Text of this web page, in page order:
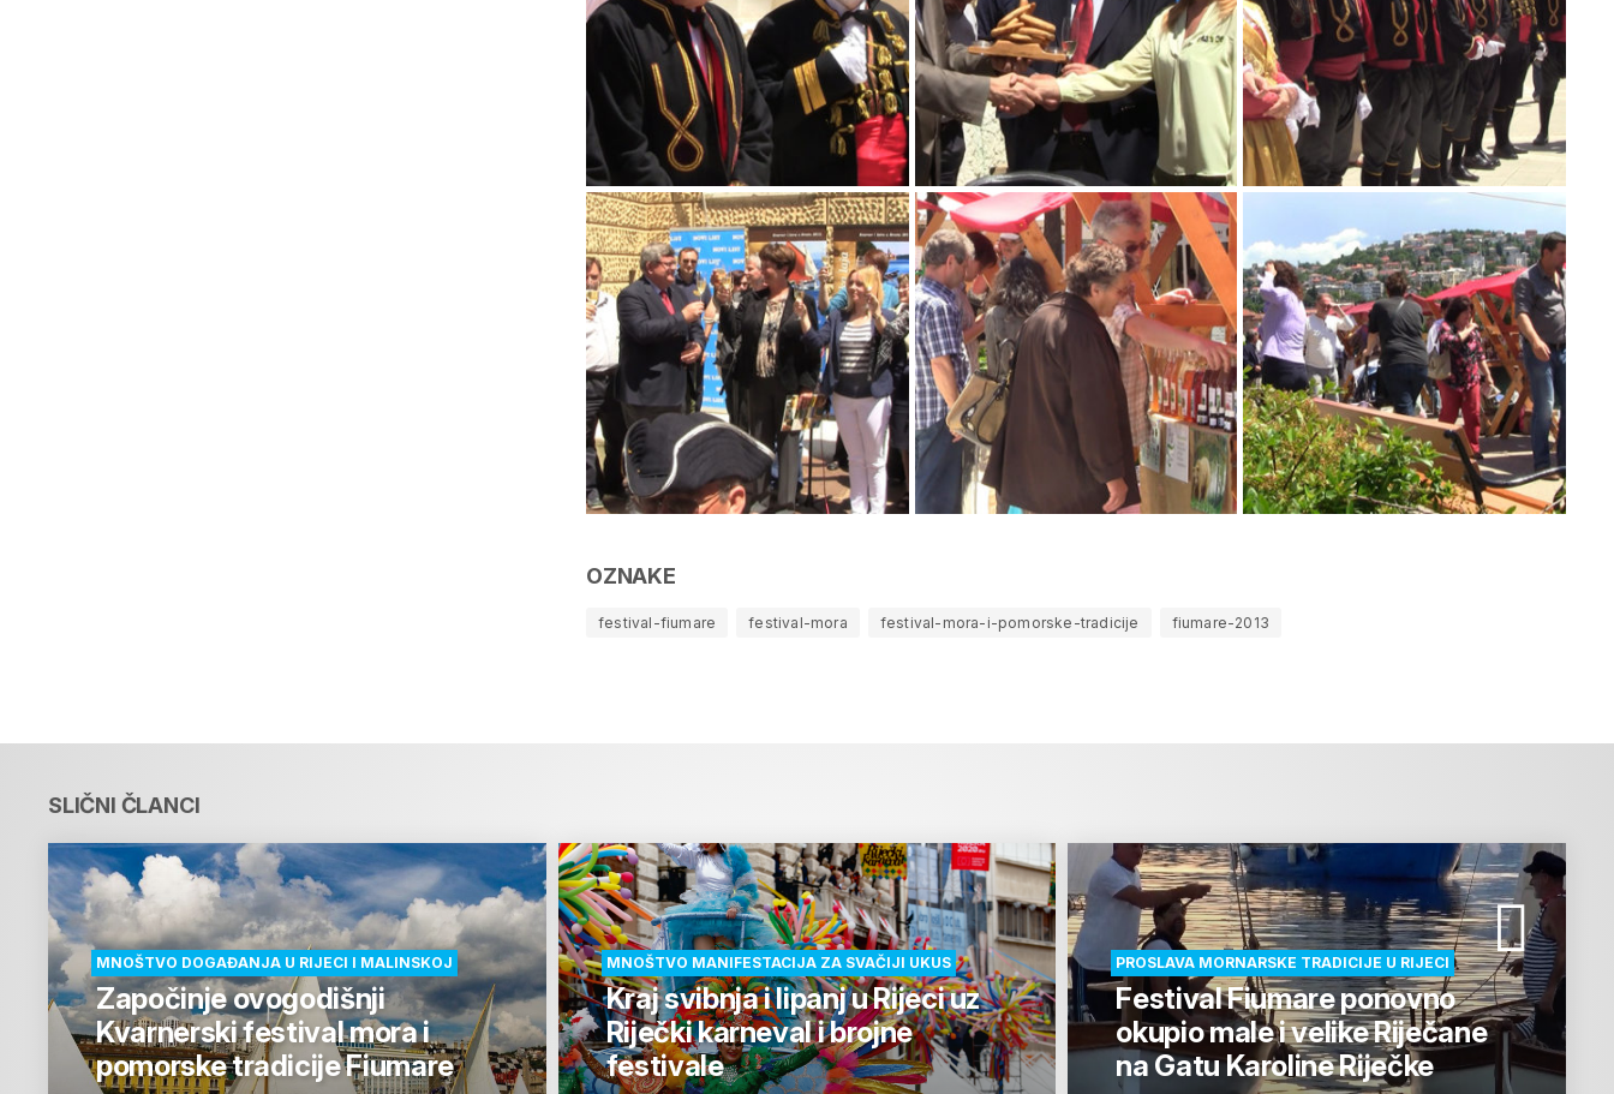
OZNAKE
festival-fiumare festival-mora festival-mora-i-pomorske-tradicije fiumare-2013
SLIČNI ČLANCI
MNOŠTVO DOGAĐANJA U RIJECI I MALINSKOJ
Započinje ovogodišnji
Kvarnerski festival mora i
pomorske tradicije Fiumare
MNOŠTVO MANIFESTACIJA ZA SVAČIJI UKUS
Kraj svibnja i lipanj u Rijeci uz
Riječki karneval i brojne
festivale
PROSLAVA MORNARSKE TRADICIJE U RIJECI
Festival Fiumare ponovno
okupio male i velike Riječane
na Gatu Karoline Riječke